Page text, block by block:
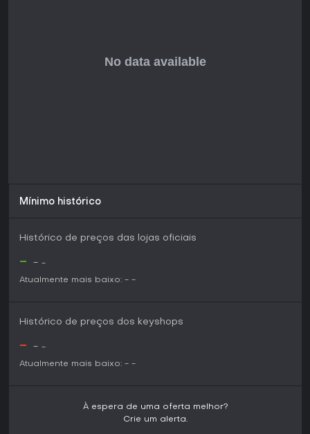
Mínimo histórico
Histórico de preços das lojas oficiais
- - -
Atualmente mais baixo: - -
Histórico de preços dos keyshops
- - -
Atualmente mais baixo: - -
À espera de uma oferta melhor?
Crie um alerta.